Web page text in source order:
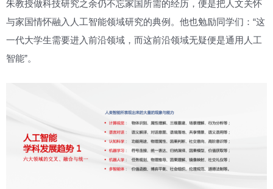
朱教授做科技研究之余仍不忘家国所需的经历，便是把人文关怀
与家国情怀融入人工智能领域研究的典例。他也勉励同学们：“这
一代大学生需要进入前沿领域，而这前沿领域无疑便是通用人工
智能”。